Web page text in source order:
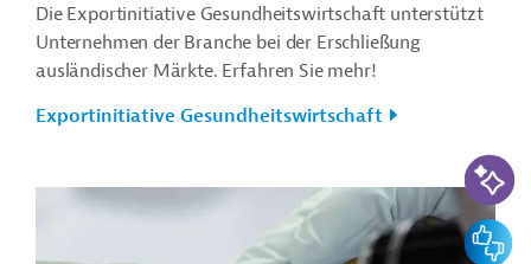
Die Exportinitiative Gesundheitswirtschaft unterstützt
Unternehmen der Branche bei der Erschließung
ausländischer Märkte. Erfahren Sie mehr!
Exportinitiative Gesundheitswirtschaft
KI-